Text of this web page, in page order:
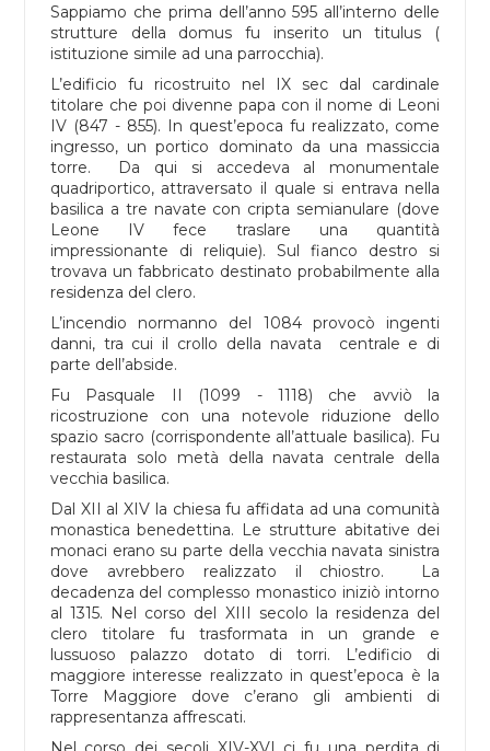
Sappiamo che prima dell’anno 595 all’interno delle
strutture della domus fu inserito un titulus (
istituzione simile ad una parrocchia).
L’edificio fu ricostruito nel IX sec dal cardinale
titolare che poi divenne papa con il nome di Leoni
IV (847 - 855). In quest’epoca fu realizzato, come
ingresso, un portico dominato da una massiccia
torre. Da qui si accedeva al monumentale
quadriportico, attraversato il quale si entrava nella
basilica a tre navate con cripta semianulare (dove
Leone IV fece traslare una quantità
impressionante di reliquie). Sul fianco destro si
trovava un fabbricato destinato probabilmente alla
residenza del clero.
L’incendio normanno del 1084 provocò ingenti
danni, tra cui il crollo della navata centrale e di
parte dell’abside.
Fu Pasquale II (1099 - 1118) che avviò la
ricostruzione con una notevole riduzione dello
spazio sacro (corrispondente all’attuale basilica). Fu
restaurata solo metà della navata centrale della
vecchia basilica.
Dal XII al XIV la chiesa fu affidata ad una comunità
monastica benedettina. Le strutture abitative dei
monaci erano su parte della vecchia navata sinistra
dove avrebbero realizzato il chiostro. La
decadenza del complesso monastico iniziò intorno
al 1315. Nel corso del XIII secolo la residenza del
clero titolare fu trasformata in un grande e
lussuoso palazzo dotato di torri. L’edificio di
maggiore interesse realizzato in quest’epoca è la
Torre Maggiore dove c’erano gli ambienti di
rappresentanza affrescati.